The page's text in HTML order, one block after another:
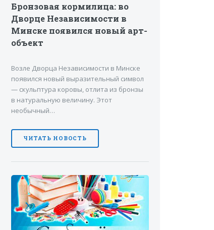
Бронзовая кормилица: во
Дворце Независимости в
Минске появился новый арт-
объект
Возле Дворца Независимости в Минске
появился новый выразительный символ
— скульптура коровы, отлита из бронзы
в натуральную величину. Этот
необычный…
ЧИТАТЬ НОВОСТЬ